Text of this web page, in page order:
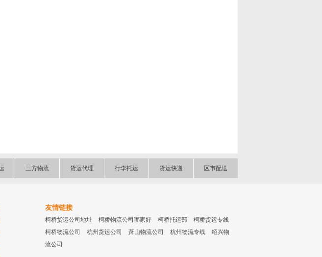
三方物流 货运代理 行李托运 货运快递 区市配送
友情链接
柯桥货运公司地址 柯桥物流公司哪家好 柯桥托运部
柯桥货运专线
柯桥物流公司
杭州货运公司 萧山物流公司 杭州物流专线
绍兴物
流公司